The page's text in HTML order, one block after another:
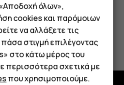
χρήσης
όλων»,
cookies και παρόμοιων
να αλλάξετε τις
στιγμή επιλέγοντας
στο κάτω μέρος του
περισσότερα σχετικά με
που χρησιμοποιούμε.